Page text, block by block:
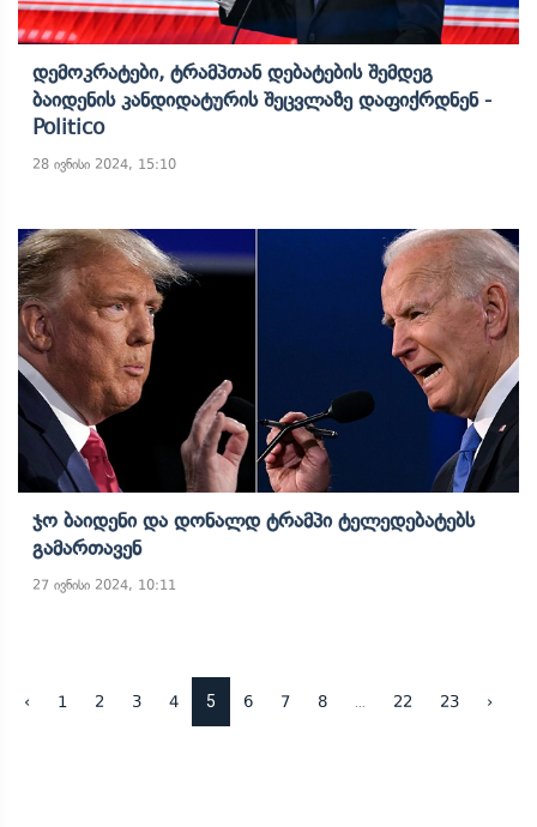
Დემოკრატები, Ტრამპთან Დებატების Შემდეგ
Ბაიდენის Კანდიდატურის Შეცვლაზე Დაფიქრდნენ -
Politico
28 ივნისი 2024, 15:10
Ჯო Ბაიდენი Და Დონალდ Ტრამპი Ტელედებატებს
Გამართავენ
27 ივნისი 2024, 10:11
‹ 1 2 3 4 5 6 7 8 22 23 ›